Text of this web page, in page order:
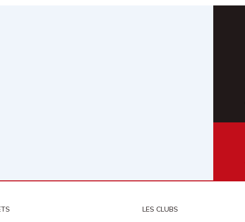
LES CLUBS